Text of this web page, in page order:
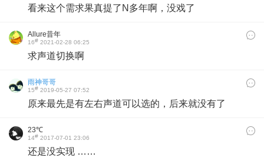
看来这个需求果真提了N多年啊，没戏了
Allure昔年
16# 2021-02-28 06:25
求声道切换啊
雨神哥哥
15# 2019-05-27 07:52
原来最先是有左右声道可以选的，后来就没有了
23℃
14# 2017-07-01 23:06
还是没实现 ……